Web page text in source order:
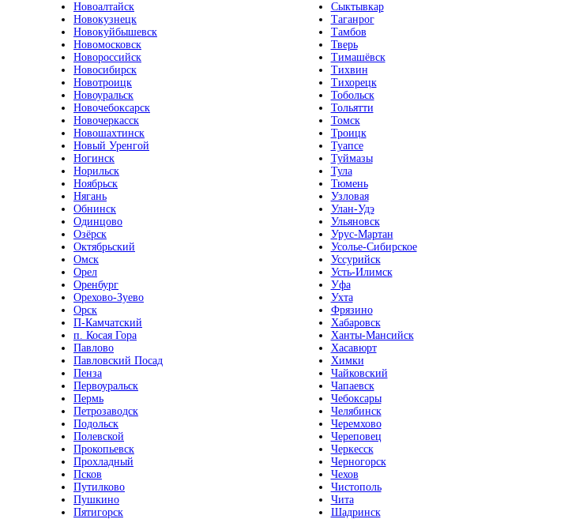
Новоалтайск
Новокузнецк
Новокуйбышевск
Новомосковск
Новороссийск
Новосибирск
Новотроицк
Новоуральск
Новочебоксарск
Новочеркасск
Новошахтинск
Новый Уренгой
Ногинск
Норильск
Ноябрьск
Нягань
Обнинск
Одинцово
Озёрск
Октябрьский
Омск
Орел
Оренбург
Орехово-Зуево
Орск
П-Камчатский
п. Косая Гора
Павлово
Павловский Посад
Пенза
Первоуральск
Пермь
Петрозаводск
Подольск
Полевской
Прокопьевск
Прохладный
Псков
Путилково
Пушкино
Пятигорск
Сыктывкар
Таганрог
Тамбов
Тверь
Тимашёвск
Тихвин
Тихорецк
Тобольск
Тольятти
Томск
Троицк
Туапсе
Туймазы
Тула
Тюмень
Узловая
Улан-Удэ
Ульяновск
Урус-Мартан
Усолье-Сибирское
Уссурийск
Усть-Илимск
Уфа
Ухта
Фрязино
Хабаровск
Ханты-Мансийск
Хасавюрт
Химки
Чайковский
Чапаевск
Чебоксары
Челябинск
Черемхово
Череповец
Черкесск
Черногорск
Чехов
Чистополь
Чита
Шадринск